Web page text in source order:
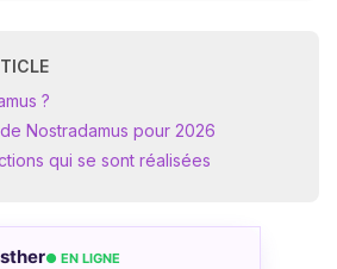
?
Nostradamus pour 2026
qui se sont réalisées
● EN LIGNE